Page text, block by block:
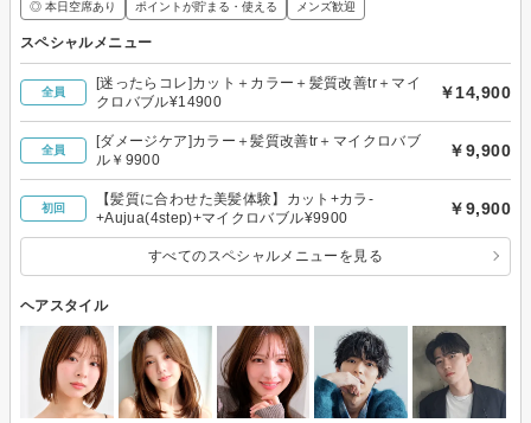
◎ 本日空席あり ポイントが貯まる・使える メンズ歓迎
スペシャルメニュー
全員
[迷ったらコレ]カット＋カラー＋髪質改善tr＋マイ
クロバブル¥14900
￥14,900
全員
[ダメージケア]カラー＋髪質改善tr＋マイクロバブ
ル￥9900
￥9,900
初回
【髪質に合わせた美髪体験】カット+カラ-
+Aujua(4step)+マイクロバブル¥9900
￥9,900
すべてのスペシャルメニューを見る
ヘアスタイル